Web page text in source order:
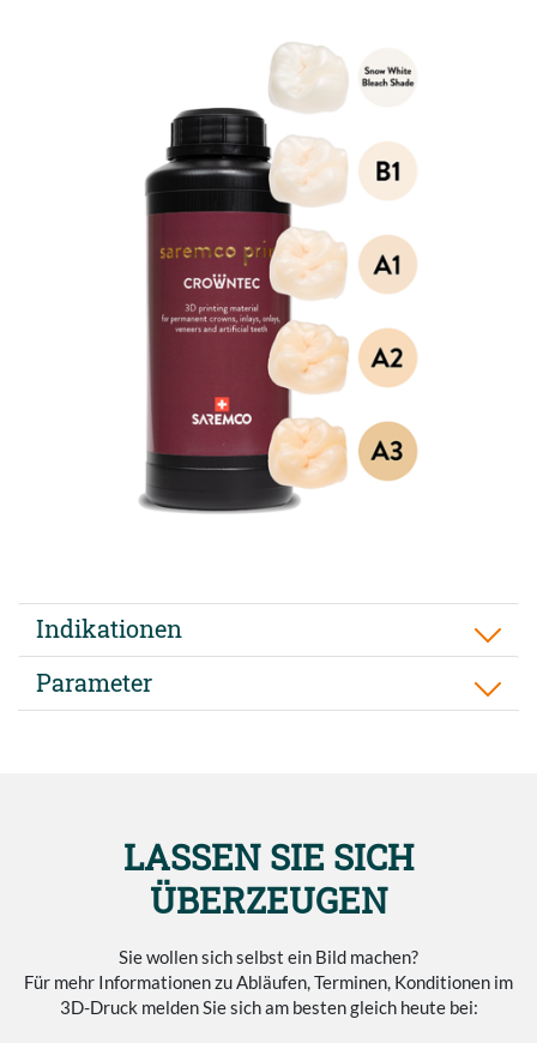
Indikationen
Parameter
LASSEN SIE SICH
ÜBERZEUGEN
Sie wollen sich selbst ein Bild machen?
Für mehr Informationen zu Abläufen, Terminen, Konditionen im
3D-Druck melden Sie sich am besten gleich heute bei: